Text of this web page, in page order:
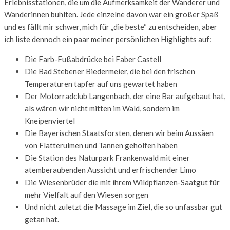
Erlebnisstationen, die um die Aufmerksamkeit der Wanderer und
Wanderinnen buhlten. Jede einzelne davon war ein großer Spaß
und es fällt mir schwer, mich für „die beste“ zu entscheiden, aber
ich liste dennoch ein paar meiner persönlichen Highlights auf:
Die Farb-Fußabdrücke bei Faber Castell
Die Bad Stebener Biedermeier, die bei den frischen
Temperaturen tapfer auf uns gewartet haben
Der Motorradclub Langenbach, der eine Bar aufgebaut hat,
als wären wir nicht mitten im Wald, sondern im
Kneipenviertel
Die Bayerischen Staatsforsten, denen wir beim Aussäen
von Flatterulmen und Tannen geholfen haben
Die Station des Naturpark Frankenwald mit einer
atemberaubenden Aussicht und erfrischender Limo
Die Wiesenbrüder die mit ihrem Wildpflanzen-Saatgut für
mehr Vielfalt auf den Wiesen sorgen
Und nicht zuletzt die Massage im Ziel, die so unfassbar gut
getan hat.